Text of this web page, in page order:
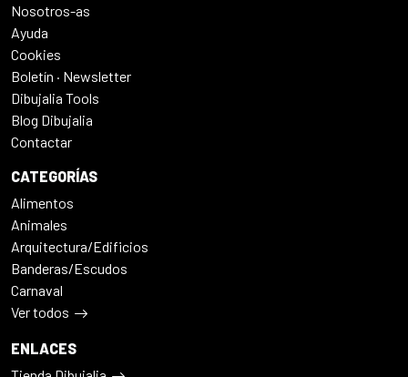
Nosotros-as
Ayuda
Cookies
Boletín · Newsletter
Dibujalia Tools
Blog Dibujalia
Contactar
CATEGORÍAS
Alimentos
Animales
Arquitectura/Edificios
Banderas/Escudos
Carnaval
Ver todos
ENLACES